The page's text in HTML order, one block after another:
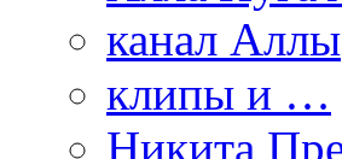
канал Аллы
клипы и …
Никита